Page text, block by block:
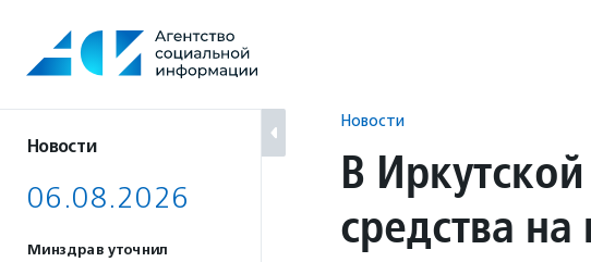
содержанию
Новости
06.08.2026
Минздрав уточнил
Новости
В
средства